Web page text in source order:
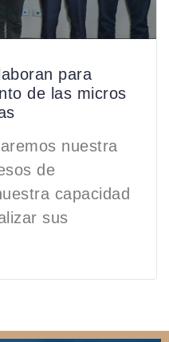
para
de las micros
nuestra
de
capacidad
sus